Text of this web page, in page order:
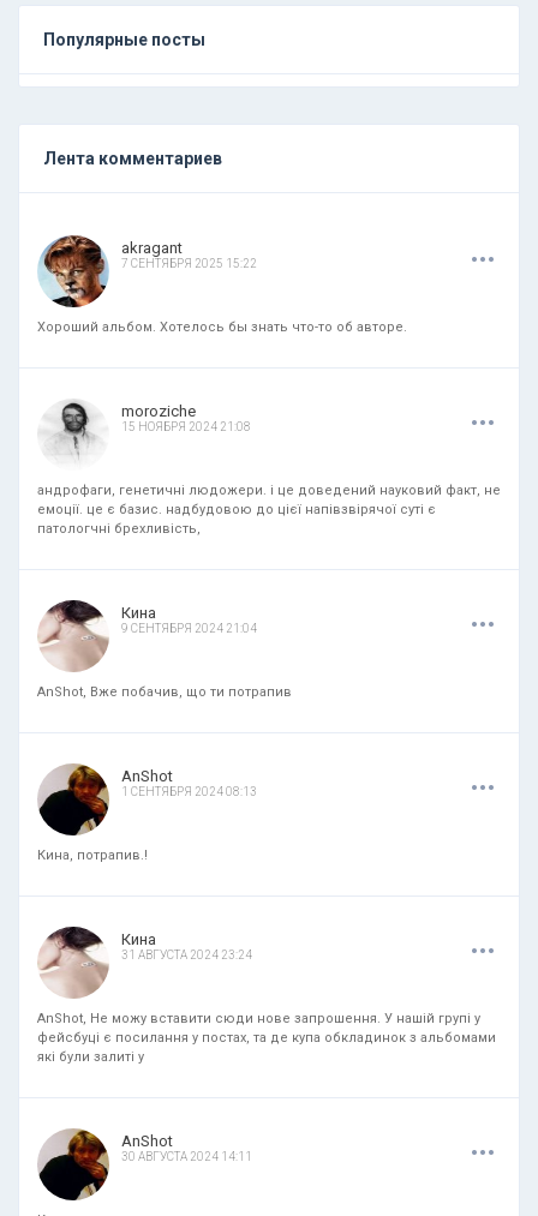
Популярные посты
Лента комментариев
akragant
7 СЕНТЯБРЯ 2025 15:22 ...
Хороший альбом. Хотелось бы знать что-то об авторе.
moroziche
15 НОЯБРЯ 2024 21:08 ...
андрофаги, генетичні людожери. і це доведений науковий факт, не
емоції. це є базис. надбудовою до цієї напівзвірячої суті є
патологчні брехливість,
Кина
9 СЕНТЯБРЯ 2024 21:04 ...
AnShot, Вже побачив, що ти потрапив
AnShot
1 СЕНТЯБРЯ 2024 08:13 ...
Кина, потрапив.!
Кина
31 АВГУСТА 2024 23:24 ...
AnShot, Не можу вставити сюди нове запрошення. У нашій групі у
фейсбуці є посилання у постах, та де купа обкладинок з альбомами
які були залиті у
AnShot
30 АВГУСТА 2024 14:11 ...